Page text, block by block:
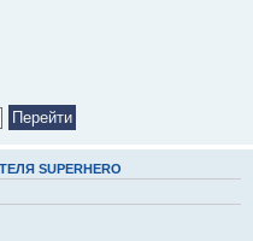
SUPERHERO